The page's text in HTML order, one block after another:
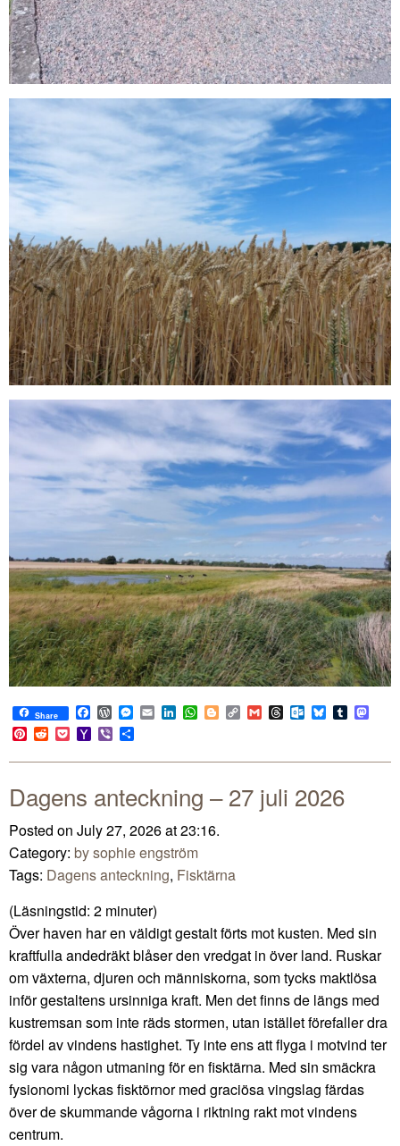
Share Facebook
WordPress
Messenger
EmailLinkedIn
WhatsApp
BloggerCopy
Link
GmailThreadsOutlook.com
BlueskyTumblr
Pinterest
RedditPocketYahoo
Mail
Viber
Dagens anteckning – 27 juli 2026
Posted on July 27, 2026 at 23:16.
Category: by sophie engström
Tags: Dagens anteckning, Fisktärna
(Läsningstid: 2 minuter)
Över haven har en väldigt gestalt förts mot kusten. Med sin
kraftfulla andedräkt blåser den vredgat in över land. Ruskar
om växterna, djuren och människorna, som tycks maktlösa
inför gestaltens ursinniga kraft. Men det finns de längs med
kustremsan som inte räds stormen, utan istället förefaller dra
fördel av vindens hastighet. Ty inte ens att flyga i motvind ter
sig vara någon utmaning för en fisktärna. Med sin smäckra
fysionomi lyckas fisktörnor med graciösa vingslag färdas
över de skummande vågorna i riktning rakt mot vindens
centrum.